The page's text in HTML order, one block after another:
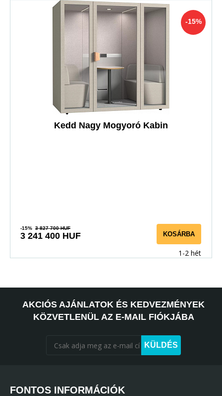
-15%
Kedd Nagy Mogyoró Kabin
-15% 3 827 700 HUF
3 241 400 HUF KOSÁRBA
1-2 hét
AKCIÓS AJÁNLATOK ÉS KEDVEZMÉNYEK
KÖZVETLENÜL AZ E-MAIL FIÓKJÁBA
KÜLDÉS
FONTOS INFORMÁCIÓK